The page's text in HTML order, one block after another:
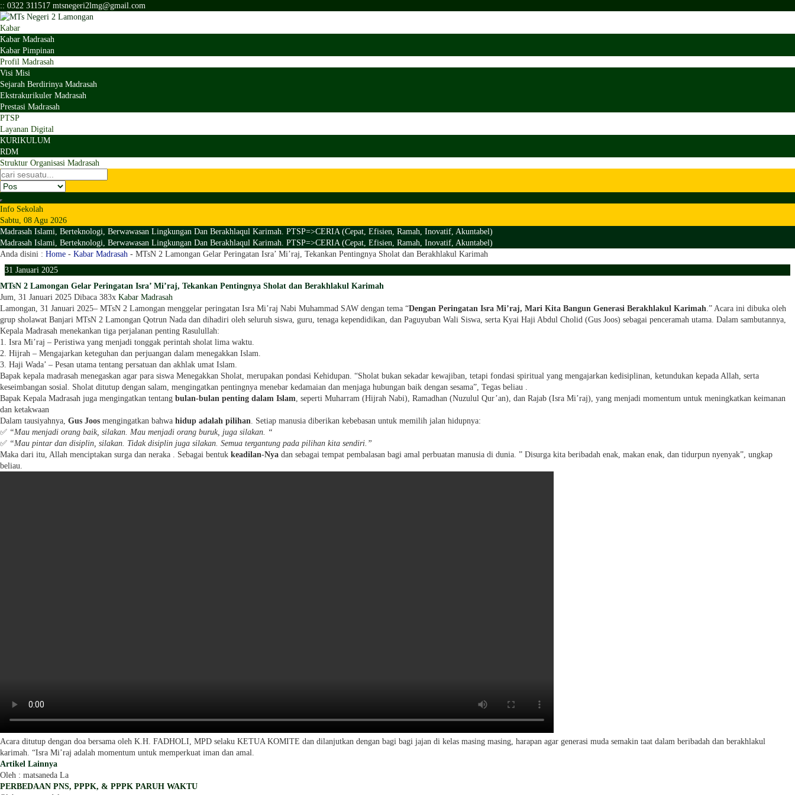
:: 0322 311517 mtsnegeri2lmg@gmail.com
Kabar
Kabar Madrasah
Kabar Pimpinan
Profil Madrasah
Visi Misi
Sejarah Berdirinya Madrasah
Ekstrakurikuler Madrasah
Prestasi Madrasah
PTSP
Layanan Digital
KURIKULUM
RDM
Struktur Organisasi Madrasah
Info Sekolah
Sabtu, 08 Agu 2026
Madrasah Islami, Berteknologi, Berwawasan Lingkungan Dan Berakhlaqul Karimah. PTSP=>CERIA (Cepat, Efisien, Ramah, Inovatif, Akuntabel)
Madrasah Islami, Berteknologi, Berwawasan Lingkungan Dan Berakhlaqul Karimah. PTSP=>CERIA (Cepat, Efisien, Ramah, Inovatif, Akuntabel)
Anda disini : Home - Kabar Madrasah - MTsN 2 Lamongan Gelar Peringatan Isra’ Mi’raj, Tekankan Pentingnya Sholat dan Berakhlakul Karimah
31 Januari 2025
MTsN 2 Lamongan Gelar Peringatan Isra’ Mi’raj, Tekankan Pentingnya Sholat dan Berakhlakul Karimah
Jum, 31 Januari 2025 Dibaca 383x Kabar Madrasah
Lamongan, 31 Januari 2025– MTsN 2 Lamongan menggelar peringatan Isra Mi’raj Nabi Muhammad SAW dengan tema “Dengan Peringatan Isra Mi’raj, Mari Kita Bangun Generasi Berakhlakul Karimah.” Acara ini dibuka oleh
grup sholawat Banjari MTsN 2 Lamongan Qotrun Nada dan dihadiri oleh seluruh siswa, guru, tenaga kependidikan, dan Paguyuban Wali Siswa, serta Kyai Haji Abdul Cholid (Gus Joos) sebagai penceramah utama. Dalam sambutannya,
Kepala Madrasah menekankan tiga perjalanan penting Rasulullah:
1. Isra Mi’raj – Peristiwa yang menjadi tonggak perintah sholat lima waktu.
2. Hijrah – Mengajarkan keteguhan dan perjuangan dalam menegakkan Islam.
3. Haji Wada’ – Pesan utama tentang persatuan dan akhlak umat Islam.
Bapak kepala madrasah menegaskan agar para siswa Menegakkan Sholat, merupakan pondasi Kehidupan. “Sholat bukan sekadar kewajiban, tetapi fondasi spiritual yang mengajarkan kedisiplinan, ketundukan kepada Allah, serta
keseimbangan sosial. Sholat ditutup dengan salam, mengingatkan pentingnya menebar kedamaian dan menjaga hubungan baik dengan sesama”, Tegas beliau .
Bapak Kepala Madrasah juga mengingatkan tentang bulan-bulan penting dalam Islam, seperti Muharram (Hijrah Nabi), Ramadhan (Nuzulul Qur’an), dan Rajab (Isra Mi’raj), yang menjadi momentum untuk meningkatkan keimanan
dan ketakwaan
Dalam tausiyahnya, Gus Joos mengingatkan bahwa hidup adalah pilihan. Setiap manusia diberikan kebebasan untuk memilih jalan hidupnya:
✅ “Mau menjadi orang baik, silakan. Mau menjadi orang buruk, juga silakan. “
✅ “Mau pintar dan disiplin, silakan. Tidak disiplin juga silakan. Semua tergantung pada pilihan kita sendiri.”
Maka dari itu, Allah menciptakan surga dan neraka . Sebagai bentuk keadilan-Nya dan sebagai tempat pembalasan bagi amal perbuatan manusia di dunia. ” Disurga kita beribadah enak, makan enak, dan tidurpun nyenyak”, ungkap
beliau.
Acara ditutup dengan doa bersama oleh K.H. FADHOLI, MPD selaku KETUA KOMITE dan dilanjutkan dengan bagi bagi jajan di kelas masing masing, harapan agar generasi muda semakin taat dalam beribadah dan berakhlakul
karimah. “Isra Mi’raj adalah momentum untuk memperkuat iman dan amal.
Artikel Lainnya
Oleh : matsaneda La
PERBEDAAN PNS, PPPK, & PPPK PARUH WAKTU